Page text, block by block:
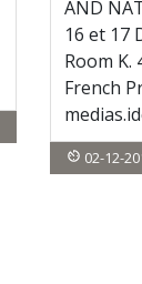
AND
16 et 17
Room K.
French
02-12-